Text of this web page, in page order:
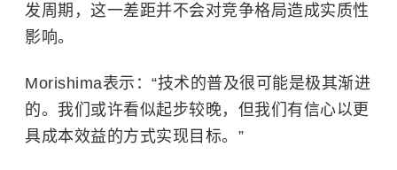
发周期，这一差距并不会对竞争格局造成实质性
影响。
Morishima表示：“技术的普及很可能是极其渐进
的。我们或许看似起步较晚，但我们有信心以更
具成本效益的方式实现目标。”